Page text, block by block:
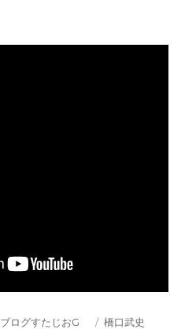
カ
ブログすたじおG
タ
橋口武史